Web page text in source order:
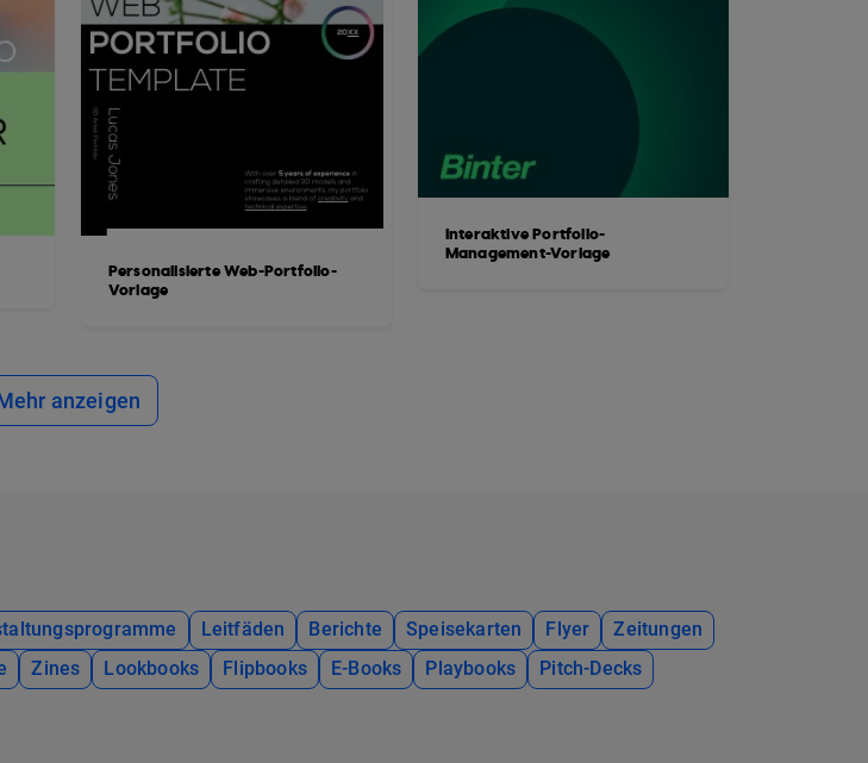
Personalisierte Web-Portfolio-
Vorlage
Interaktive Portfolio-
Management-Vorlage
anzeigen
Leitfäden Berichte Speisekarten Flyer
Zeitungen
Zines Lookbooks Flipbooks E-Books Playbooks
Pitch-Decks